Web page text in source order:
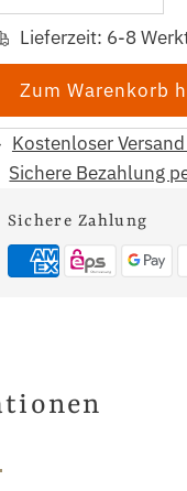
Lieferzeit: 6-8
Kostenloser
Sichere Bezahlung
Sichere Zahlung